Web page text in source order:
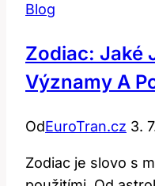
Blog
Zodiac: Jaké
Významy A
OdEuroTran.cz 3.
Zodiac je slovo s